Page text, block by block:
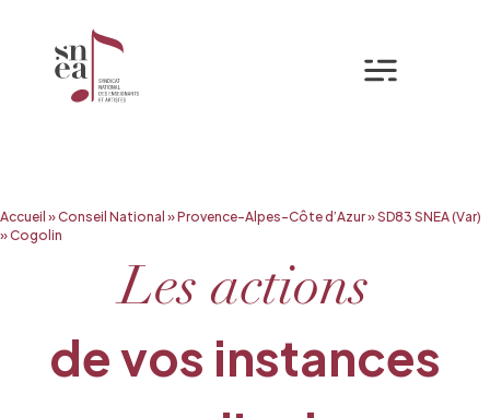
Aller
au
Accueil »Conseil National »Provence-Alpes-Côte d’Azur»SD83 SNEA (Var)
»Cogolin
Les actions
de vos instances